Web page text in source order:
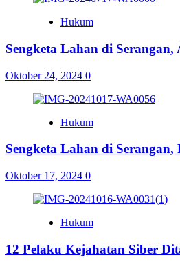
Hukum
Sengketa Lahan di
Oktober 24, 2024 0
Hukum
Sengketa Lahan di
Oktober 17, 2024 0
Hukum
12 Pelaku Kejahatan Siber